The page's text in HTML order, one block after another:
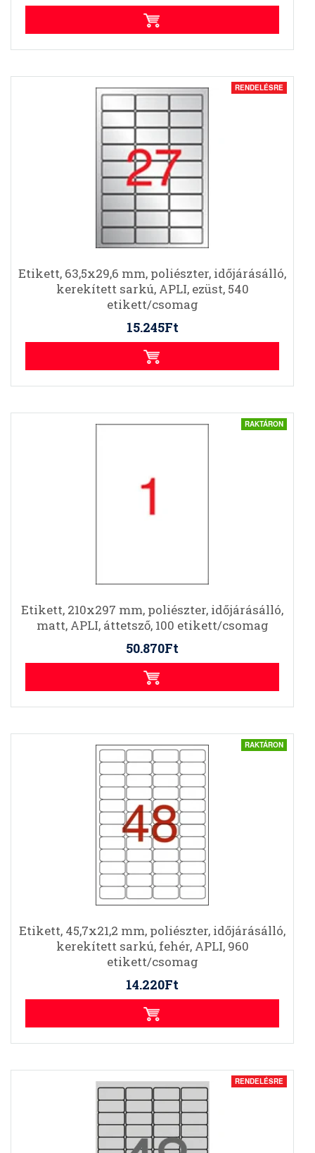
RENDELÉSRE
Etikett, 63,5x29,6 mm, poliészter, időjárásálló,
kerekített sarkú, APLI, ezüst, 540
etikett/csomag
15.245Ft
RAKTÁRON
Etikett, 210x297 mm, poliészter, időjárásálló,
matt, APLI, áttetsző, 100 etikett/csomag
50.870Ft
RAKTÁRON
Etikett, 45,7x21,2 mm, poliészter, időjárásálló,
kerekített sarkú, fehér, APLI, 960
etikett/csomag
14.220Ft
RENDELÉSRE